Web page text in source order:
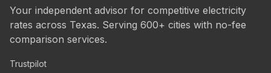
Your independent advisor for competitive electricity
rates across Texas. Serving 600+ cities with no-fee
comparison services.
Trustpilot